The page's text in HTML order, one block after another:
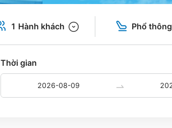
1 Hành khách Phổ thông
Thời gian